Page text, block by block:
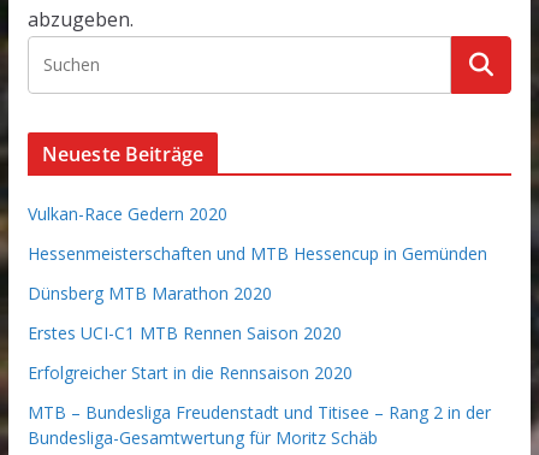
abzugeben.
Neueste Beiträge
Vulkan-Race Gedern 2020
Hessenmeisterschaften und MTB Hessencup in Gemünden
Dünsberg MTB Marathon 2020
Erstes UCI-C1 MTB Rennen Saison 2020
Erfolgreicher Start in die Rennsaison 2020
MTB – Bundesliga Freudenstadt und Titisee – Rang 2 in der
Bundesliga-Gesamtwertung für Moritz Schäb